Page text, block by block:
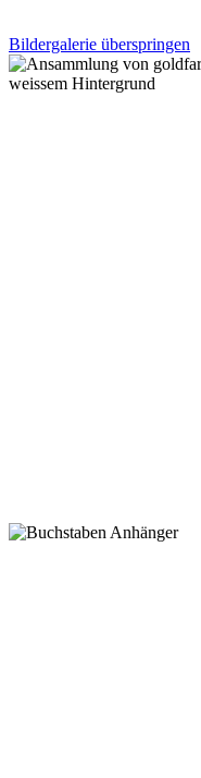
Bildergalerie überspringen